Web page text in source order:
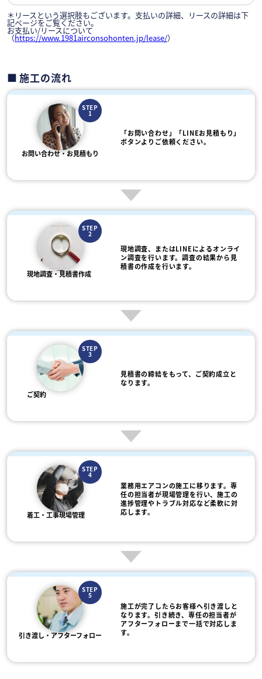
＊リースという選択肢もございます。支払いの詳細、リースの詳細は下
記ページをご覧ください。
お支払い/リースについて
（https://www.1981airconsohonten.jp/lease/）
施工の流れ
STEP
1
お問い合わせ・お見積もり
「お問い合わせ」「LINEお見積もり」
ボタンよりご依頼ください。
STEP
2
現地調査・見積書作成
現地調査、またはLINEによるオンライ
ン調査を行います。調査の結果から見
積書の作成を行います。
STEP
3
ご契約
見積書の締結をもって、ご契約成立と
なります。
STEP
4
着工・工事現場管理
業務用エアコンの施工に移ります。専
任の担当者が現場管理を行い、施工の
進捗管理やトラブル対応など柔軟に対
応します。
STEP
5
引き渡し・アフターフォロー
施工が完了したらお客様へ引き渡しと
なります。引き続き、専任の担当者が
アフターフォローまで一括で対応しま
す。